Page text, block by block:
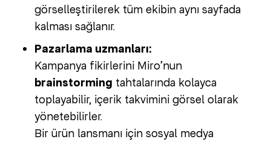
görselleştirilerek tüm ekibin aynı sayfada
kalması sağlanır.
Pazarlama uzmanları:
Kampanya fikirlerini Miro’nun
brainstorming tahtalarında kolayca
toplayabilir, içerik takvimini görsel olarak
yönetebilirler.
Bir ürün lansmanı için sosyal medya